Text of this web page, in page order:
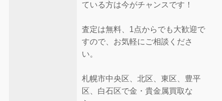
ている方は今がチャンスです！
査定は無料、1点からでも大歓迎で
すので、お気軽にご相談くださ
い。
札幌市中央区、北区、東区、豊平
区、白石区で金・貴金属買取な